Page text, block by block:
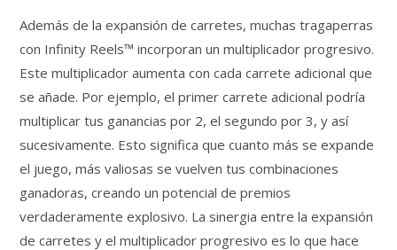
Además de la expansión de carretes, muchas tragaperras
con Infinity Reels™ incorporan un multiplicador progresivo.
Este multiplicador aumenta con cada carrete adicional que
se añade. Por ejemplo, el primer carrete adicional podría
multiplicar tus ganancias por 2, el segundo por 3, y así
sucesivamente. Esto significa que cuanto más se expande
el juego, más valiosas se vuelven tus combinaciones
ganadoras, creando un potencial de premios
verdaderamente explosivo. La sinergia entre la expansión
de carretes y el multiplicador progresivo es lo que hace